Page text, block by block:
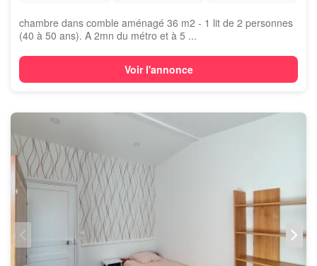
chambre dans comble aménagé 36 m2 - 1 lit de 2 personnes
(40 à 50 ans). A 2mn du métro et à 5 ...
Voir l'annonce